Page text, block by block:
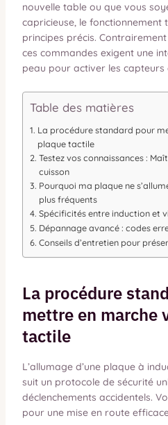
nouvelle table ou que vous
capricieuse, le fonctionnement
principes précis.
ces commandes exigent une
peau pour activer les capteurs
Table des matières
La procédure standard pour
plaque tactile
Testez vos connaissances :
cuisson
Pourquoi ma plaque ne
plus fréquents
Spécificités entre induction et
Dépannage avancé : codes
Conseils d’entretien pour
La procédure
mettre en marche
tactile
L’allumage d’une plaque à
suit un protocole de sécurité
déclenchements accidentels.
pour une mise en route